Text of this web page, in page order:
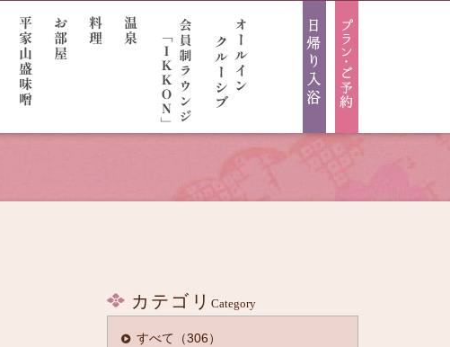
カテゴリCategory
すべて（306）